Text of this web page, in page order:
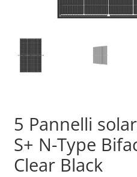
5 Pannelli
S+ N-Type
Clear Black